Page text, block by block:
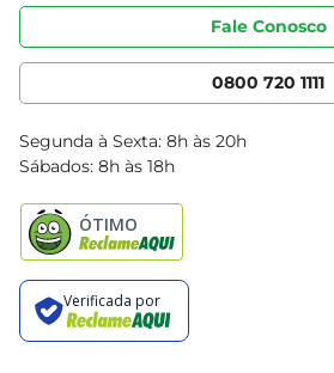
Portal do fornecedor
Cencosud Media
Código de ética
Serviços
Clube Bretas
Blog Bretas
Black Friday
Fale Conosco
0800 720 1111
Segunda à Sexta: 8h às 20h
Sábados: 8h às 18h